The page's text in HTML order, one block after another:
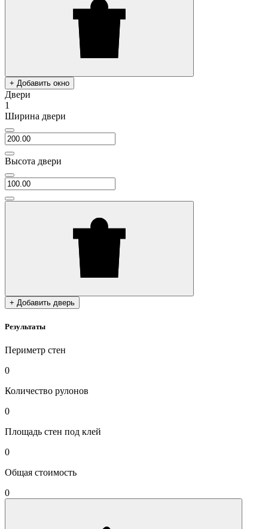
+ Добавить окно
Двери
1
Ширина двери
Высота двери
+ Добавить дверь
Результаты
Периметр стен
0
Количество рулонов
0
Площадь стен под клей
0
Общая стоимость
0